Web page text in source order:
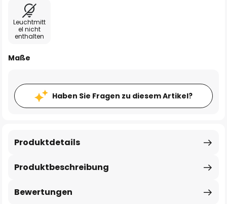
Leuchtmitt
el nicht
enthalten
Maße
Haben Sie Fragen zu diesem Artikel?
Produktbeschreibung
Produktdetails
Bewertungen